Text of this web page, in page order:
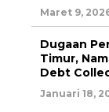
Maret 9,
Dugaan
Timur,
Debt
Januari 18,